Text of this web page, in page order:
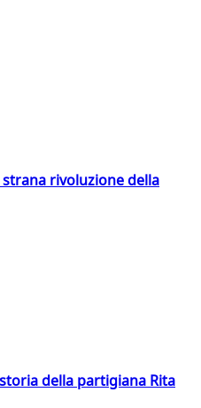
rivoluzione della
della partigiana Rita